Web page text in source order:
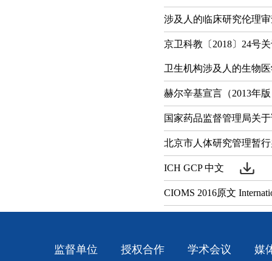
涉及人的临床研究伦理
京卫科教〔2018〕24号
卫生机构涉及人的生物
赫尔辛基宣言（2013年
国家药品监督管理局关
北京市人体研究管理暂
ICH GCP 中文
CIOMS 2016原文
监督单位 授权合作 学术会议 媒